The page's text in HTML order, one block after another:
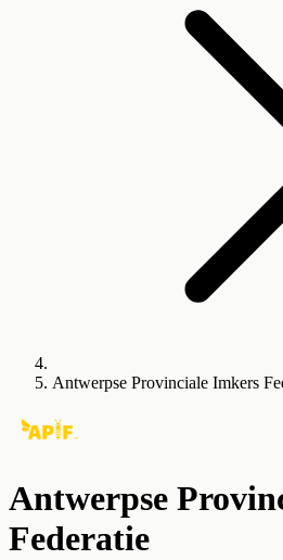
Antwerpse Provinciale Imkers
Antwerpse
Federatie